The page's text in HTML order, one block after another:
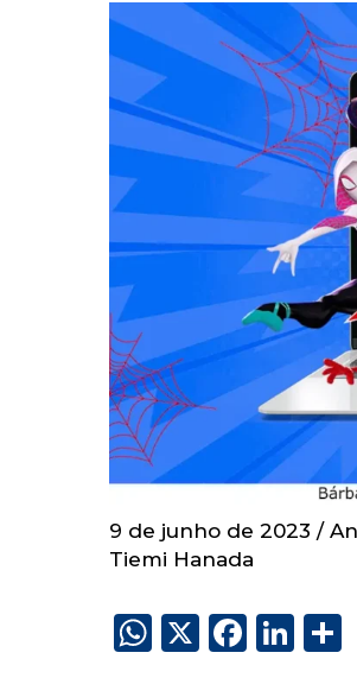
9 de junho de 2023 /
Tiemi Hanada
W X
F
Li